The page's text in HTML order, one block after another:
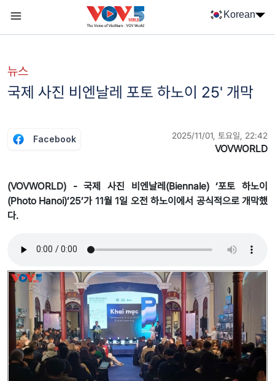
Korean
뉴스
국제 사진 비엔날레 포토 하노이 25' 개막
Facebook 2025/11/01, 토요일, 22:42
VOVWORLD
(VOVWORLD) - 국제 사진 비엔날레(Biennale) ‘포토 하노이
(Photo Hanoi)’25’가 11월 1일 오전 하노이에서 공식적으로 개막했
다.